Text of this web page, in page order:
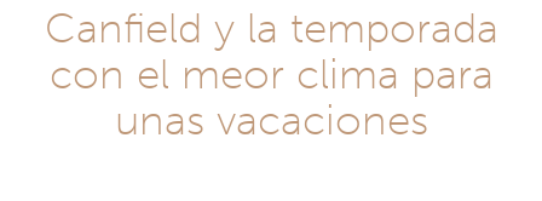
Canfield y la temporada
con el meor clima para
unas vacaciones